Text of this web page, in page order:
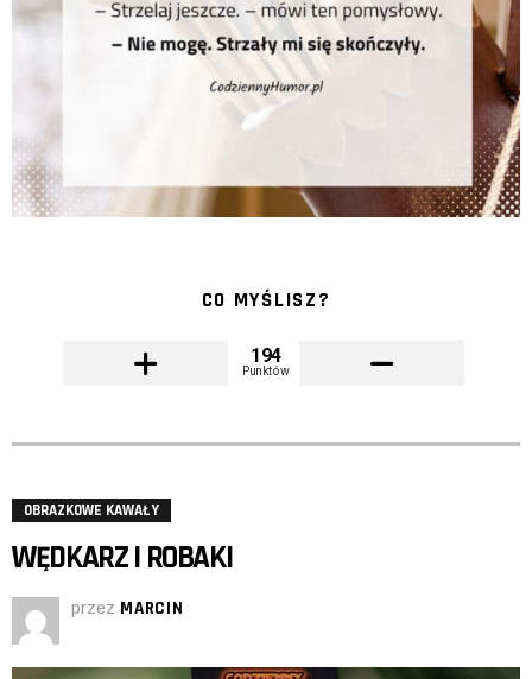
CO MYŚLISZ?
194
Punktów
OBRAZKOWE KAWAŁY
WĘDKARZ I ROBAKI
przez MARCIN